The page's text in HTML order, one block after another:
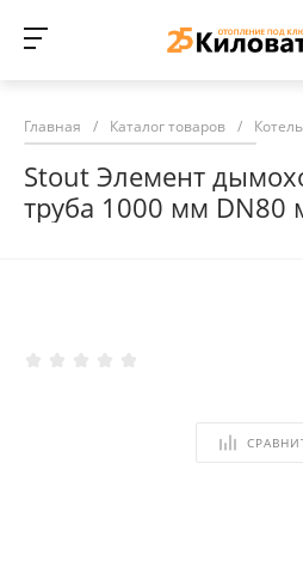
Главная / Каталог товаров /
Stout Элемент
труба 1000 мм DN80